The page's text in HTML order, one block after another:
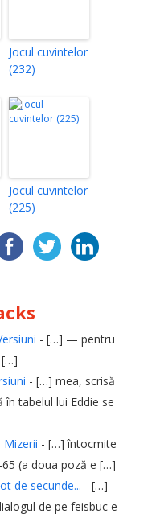
Jocul cuvintelor
(232)
Jocul cuvintelor
(225)
- […] — pentru
[…]
- […] mea, scrisă
tabelul lui Eddie se
Mizerii - […] întocmite
65 (a doua poză e […]
de secunde... - […]
de pe feisbuc e